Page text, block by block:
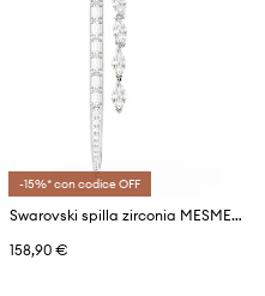
-15%* con codice OFF
Swarovski spilla zirconia MESMERA
158,90 €